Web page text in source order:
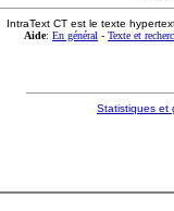
IntraText CT est le texte
Aide: En général - Texte et
Statistiques et